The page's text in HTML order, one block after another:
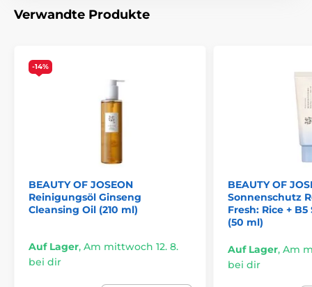
Verwandte Produkte
-14%
BEAUTY OF JOSEON
Reinigungsöl Ginseng
Cleansing Oil (210 ml)
Auf Lager, Am mittwoch 12. 8.
bei dir
BEAUTY OF
Sonnenschutz
Fresh: Rice + B5
(50 ml)
Auf Lager, Am
bei dir